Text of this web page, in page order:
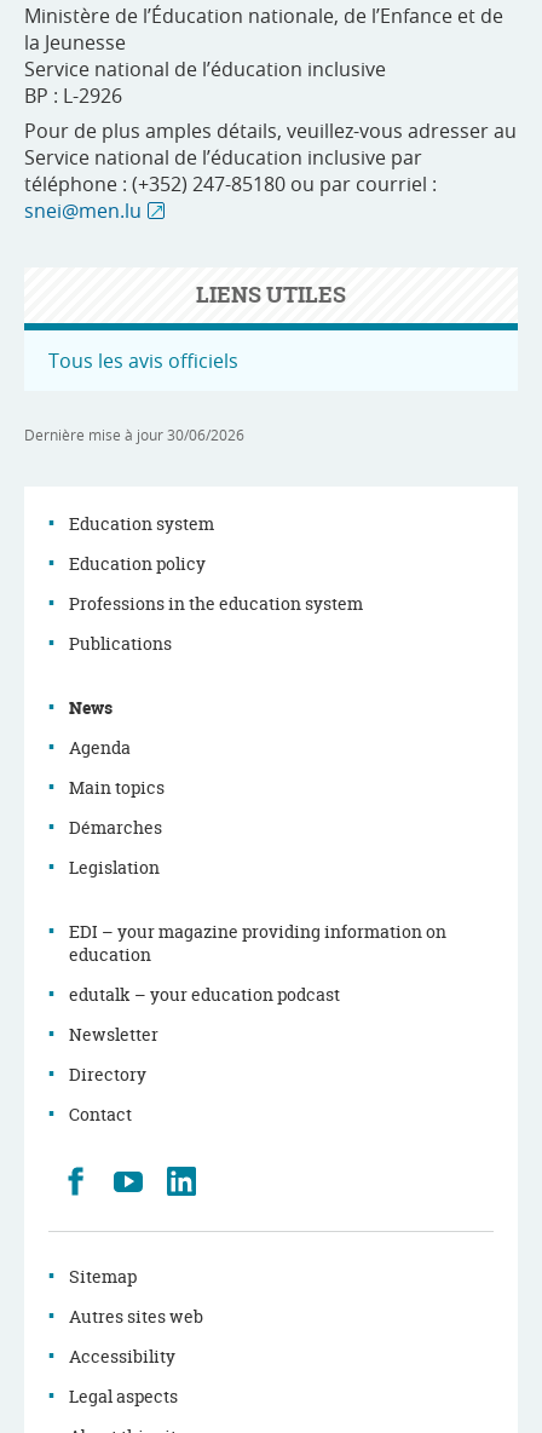
Ministère de l’Éducation nationale, de l’Enfance et de
la Jeunesse
Service national de l’éducation inclusive
BP : L-2926
Pour de plus amples détails, veuillez-vous adresser au
Service national de l’éducation inclusive par
téléphone : (+352) 247-85180 ou par courriel :
snei@men.lu
LIENS UTILES
Tous les avis officiels
Dernière mise à jour30/06/2026
Navigation
menu
Education system
Education policy
Professions in the education system
Publications
News
Agenda
Main topics
Démarches
Legislation
EDI – your magazine providing information on
education
edutalk – your education podcast
Newsletter
Directory
Contact
Retrouvez
nous
Youtube
Sitemap
Autres sites web
Accessibility
Legal aspects